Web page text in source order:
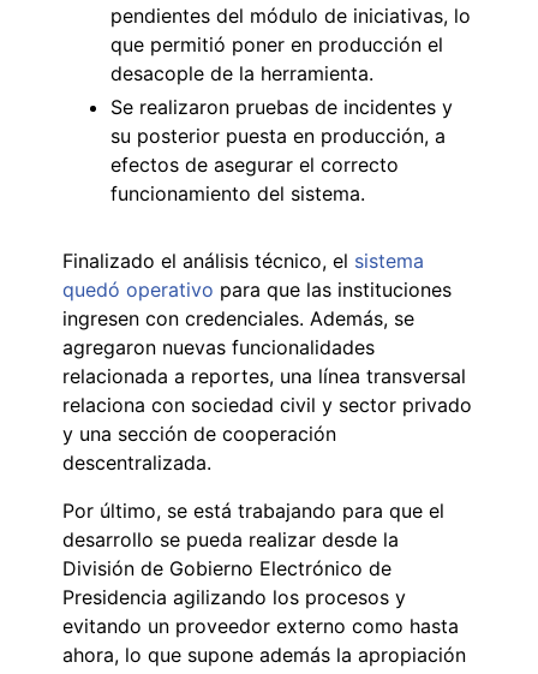
pendientes del módulo de iniciativas, lo
que permitió poner en producción el
desacople de la herramienta.
Se realizaron pruebas de incidentes y
su posterior puesta en producción, a
efectos de asegurar el correcto
funcionamiento del sistema.
Finalizado el análisis técnico, el sistema
quedó operativo para que las instituciones
ingresen con credenciales. Además, se
agregaron nuevas funcionalidades
relacionada a reportes, una línea transversal
relaciona con sociedad civil y sector privado
y una sección de cooperación
descentralizada.
Por último, se está trabajando para que el
desarrollo se pueda realizar desde la
División de Gobierno Electrónico de
Presidencia agilizando los procesos y
evitando un proveedor externo como hasta
ahora, lo que supone además la apropiación